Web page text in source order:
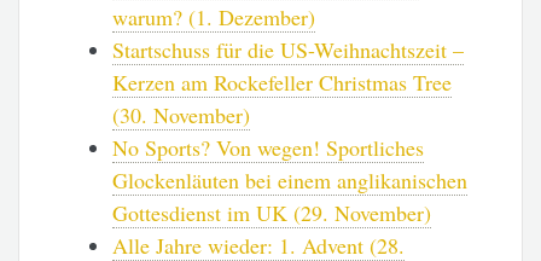
warum? (1. Dezember)
Startschuss für die US-Weihnachtszeit –
Kerzen am Rockefeller Christmas Tree
(30. November)
No Sports? Von wegen! Sportliches
Glockenläuten bei einem anglikanischen
Gottesdienst im UK (29. November)
Alle Jahre wieder: 1. Advent (28.